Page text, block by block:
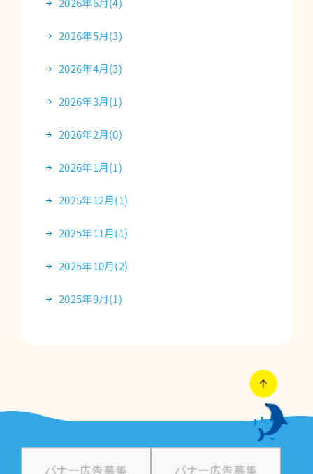
2026年6月(4)
2026年5月(3)
2026年4月(3)
2026年3月(1)
2026年2月(0)
2026年1月(1)
2025年12月(1)
2025年11月(1)
2025年10月(2)
2025年9月(1)